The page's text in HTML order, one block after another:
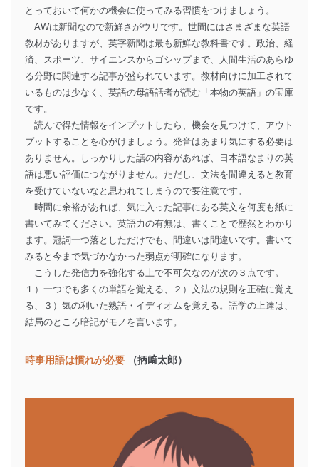
とっておいて何かの機会に使ってみる習慣をつけましょう。
AWは新聞なので新鮮さがウリです。世間にはさまざまな英語
教材がありますが、英字新聞は最も新鮮な教科書です。政治、経
済、スポーツ、サイエンスからゴシップまで、人間生活のあらゆ
る分野に関連する記事が盛られています。教材向けに加工されて
いるものは少なく、英語の母語話者が読む「本物の英語」の宝庫
です。
読んで得た情報をインプットしたら、機会を見つけて、アウト
プットすることを心がけましょう。発音はあまり気にする必要は
ありません。しっかりした話の内容があれば、日本語なまりの英
語は悪い評価につながりません。ただし、文法を間違えると教育
を受けていないなと思われてしまうので要注意です。
時間に余裕があれば、気に入った記事にある英文を何度も紙に
書いてみてください。英語力の有無は、書くことで歴然とわかり
ます。冠詞一つ落としただけでも、間違いは間違いです。書いて
みると今まで気づかなかった弱点が明確になります。
こうした発信力を強化する上で不可欠なのが次の３点です。
１）一つでも多くの単語を覚える、２）文法の規則を正確に覚え
る、３）気の利いた熟語・イディオムを覚える。語学の上達は、
結局のところ暗記がモノを言います。
時事用語は慣れが必要 （抦﨑太郎）